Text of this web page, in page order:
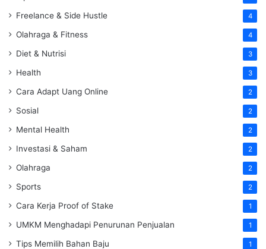
Freelance & Side Hustle 4
Olahraga & Fitness 4
Diet & Nutrisi 3
Health 3
Cara Adapt Uang Online 2
Sosial 2
Mental Health 2
Investasi & Saham 2
Olahraga 2
Sports 2
Cara Kerja Proof of Stake 1
UMKM Menghadapi Penurunan Penjualan 1
Tips Memilih Bahan Baju 1